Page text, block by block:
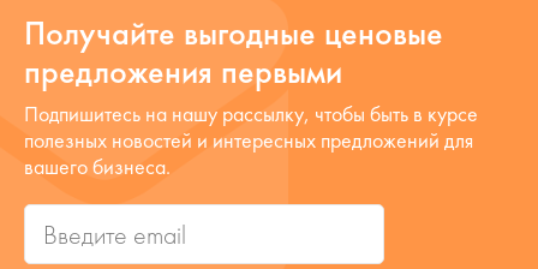
Получайте выгодные ценовые
предложения первыми
Подпишитесь на нашу рассылку, чтобы быть в курсе
полезных новостей и интересных предложений для
вашего бизнеса.